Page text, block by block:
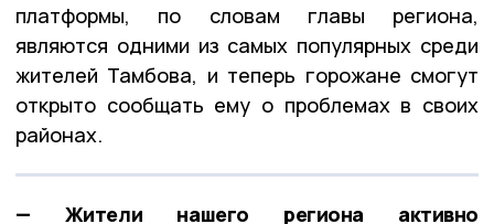
платформы, по словам главы региона,
являются одними из самых популярных среди
жителей Тамбова, и теперь горожане смогут
открыто сообщать ему о проблемах в своих
районах.
— Жители нашего региона активно